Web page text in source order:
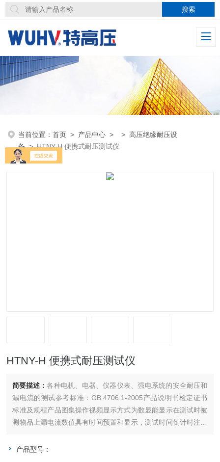
当前位置：首页 > 产品中心 > >高压绝缘耐压设
备>HTNY-H 便携式耐压测试仪
HTNY-H 便携式耐压测试仪
简要描述： 各种电机、电器、仪器仪表、强电系统的安全耐压和
漏电流的测试参考标准：GB 4706.1-2005产品说明书检定证书
标准及规程产品图集操作视频显示方式为数显能显示在测试时被
测物品上漏电流数值具有时间预置和显示，测试时间倒计时注：
产品型号：